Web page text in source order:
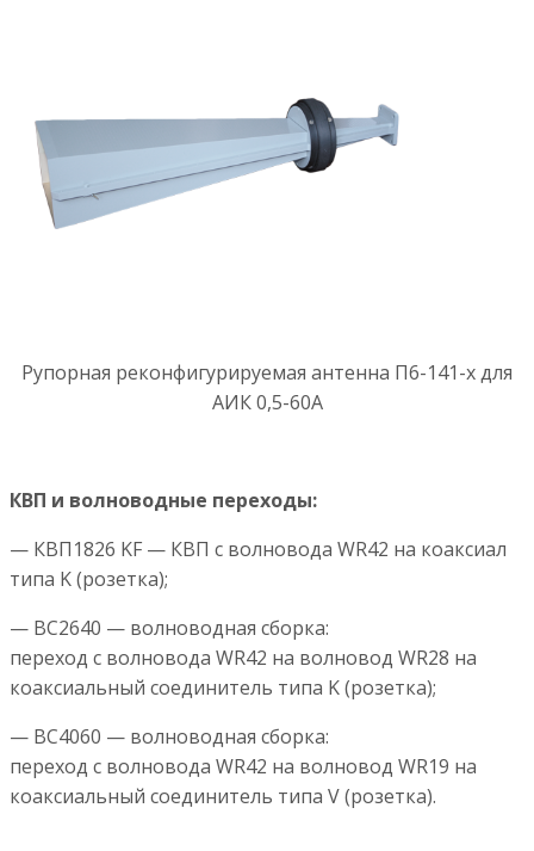
Рупорная реконфигурируемая антенна П6-141-х для
АИК 0,5-60А
КВП и волноводные переходы:
— КВП1826 KF — КВП с волновода WR42 на коаксиал
типа K (розетка);
— BC2640 — волноводная сборка:
переход с волновода WR42 на волновод WR28 на
коаксиальный соединитель типа K (розетка);
— BC4060 — волноводная сборка:
переход с волновода WR42 на волновод WR19 на
коаксиальный соединитель типа V (розетка).